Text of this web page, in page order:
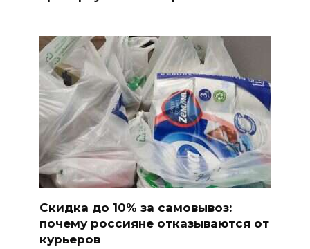
Скидка до 10% за самовывоз:
почему россияне отказываются от
курьеров